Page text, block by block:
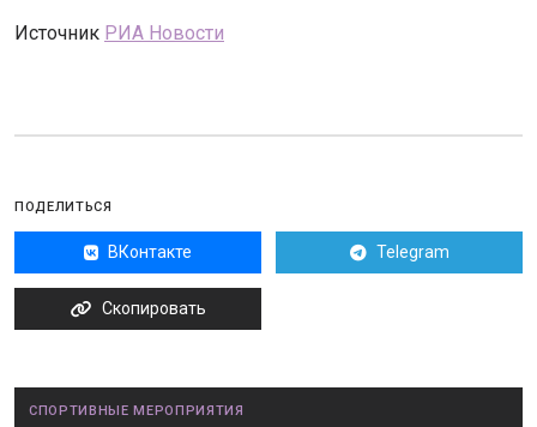
Источник РИА Новости
ПОДЕЛИТЬСЯ
ВКонтакте Telegram
Скопировать
СПОРТИВНЫЕ МЕРОПРИЯТИЯ